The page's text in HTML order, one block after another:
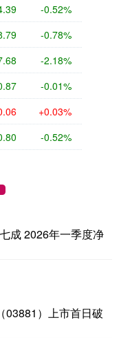
-0.52%
-0.78%
-2.18%
-0.01%
+0.03%
-0.52%
成 2026年一季度净
03881）上市首日破